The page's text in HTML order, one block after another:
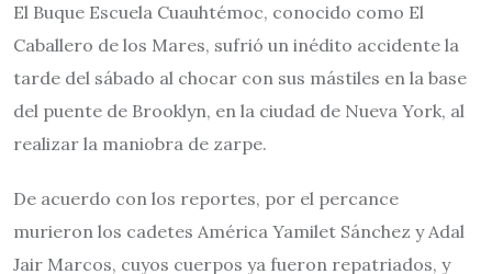
El Buque Escuela Cuauhtémoc, conocido como El
Caballero de los Mares, sufrió un inédito accidente la
tarde del sábado al chocar con sus mástiles en la base
del puente de Brooklyn, en la ciudad de Nueva York, al
realizar la maniobra de zarpe.
De acuerdo con los reportes, por el percance
murieron los cadetes América Yamilet Sánchez y Adal
Jair Marcos, cuyos cuerpos ya fueron repatriados, y